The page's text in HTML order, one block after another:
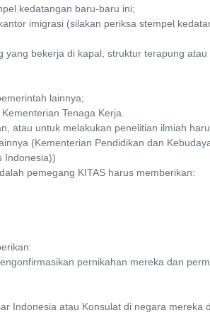
kedatangan baru-baru ini;
imigrasi (silakan periksa stempel
bekerja di kapal, struktur terapung
lainnya;
Tenaga Kerja.
atau untuk melakukan penelitian ilmiah
(Kementerian Pendidikan dan
Indonesia))
pemegang KITAS harus memberikan:
pernikahan mereka dan
Indonesia atau Konsulat di negara mereka